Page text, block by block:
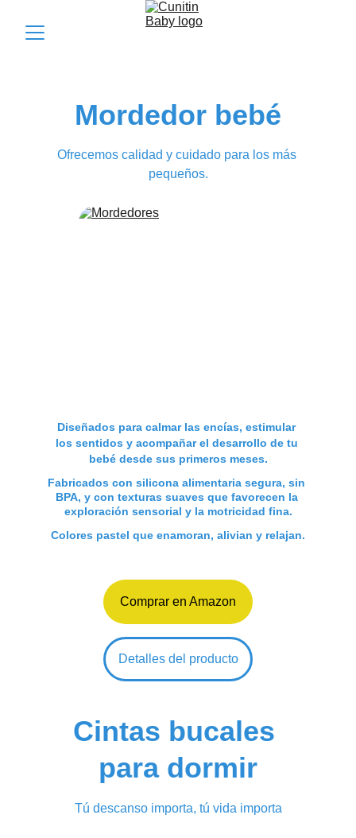
Mordedor bebé
Ofrecemos calidad y cuidado para los más
pequeños.
Comprar en Amazon
Diseñados para calmar las encías, estimular
los sentidos y acompañar el desarrollo de tu
bebé desde sus primeros meses.
Fabricados con silicona alimentaria segura, sin
BPA, y con texturas suaves que favorecen la
exploración sensorial y la motricidad fina.
Colores pastel que enamoran, alivian y relajan.
Detalles del producto
Cintas bucales
para dormir
Tú descanso importa, tú vida importa